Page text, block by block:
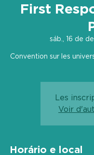
First
sáb., 16 de
Convention sur les
Les
Voir
Horário e local